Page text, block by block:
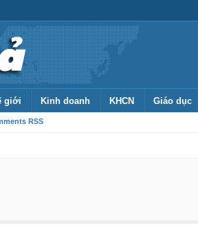
giới Kinh doanh KHCN Giáo dục
RSS